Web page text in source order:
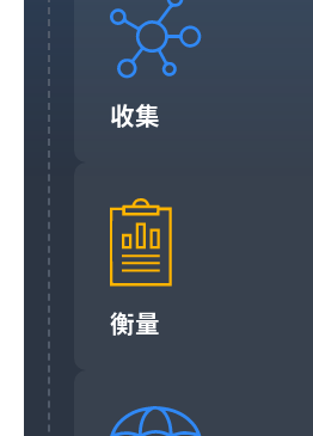
收集
衡量